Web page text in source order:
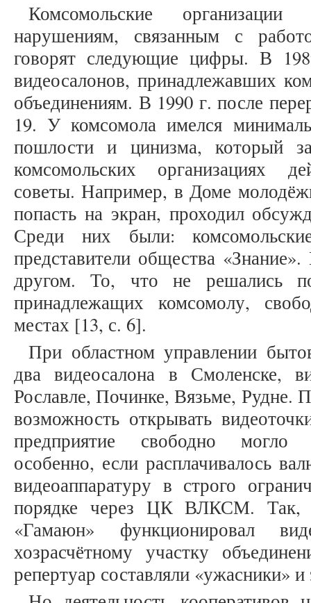
Комсомольские
нарушениям, связанным с
говорят следующие цифры. В
видеосалонов, принадлежавших
объединениям. В 1990 г. после
19. У комсомола имелся
пошлости и цинизма, который
комсомольских организациях
советы. Например, в Доме
попасть на экран, проходил
Среди них были:
представители общества
другом. То, что не решались
принадлежащих комсомолу,
местах [13, с. 6].
При областном управлении
два видеосалона в Смоленске,
Рославле, Починке, Вязьме, Рудне.
возможность открывать
предприятие свободно могло
особенно, если расплачивалось
видеоаппаратуру в строго
порядке через ЦК ВЛКСМ. Так,
«Гамаюн» функционировал
хозрасчётному участку
репертуар составляли «ужасники»